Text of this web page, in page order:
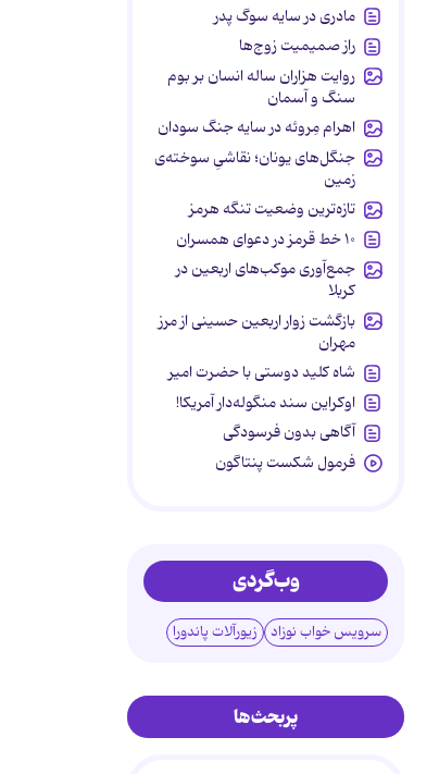
مادری در سایه سوگ پدر
راز صمیمیت زوج‌ها
روایت هزاران ساله انسان بر بوم
سنگ و آسمان
اهرام مِروئه در سایه جنگ سودان
جنگل‌های یونان؛ نقاشیِ سوخته‌ی
زمین
تازه‌ترین وضعیت تنگه هرمز
۱۰ خط قرمز در دعوای همسران
جمع‌آوری موکب‌های اربعین در
کربلا
بازگشت زوار اربعین حسینی از مرز
مهران
شاه کلید دوستی با حضرت امیر
اوکراین سند منگوله‌دار آمریکا!
آگاهی بدون فرسودگی
فرمول شکست پنتاگون
وب‌گردی
سرویس خواب نوزاد زیورآلات پاندورا
پربحث‌ها